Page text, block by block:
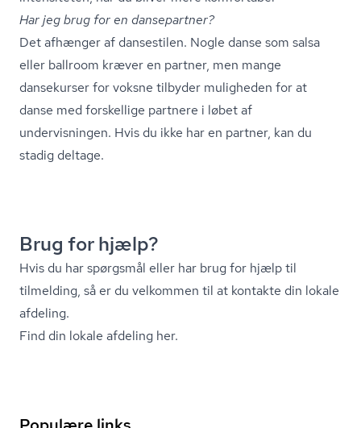
Har jeg brug for en dansepartner?
Det afhænger af dansestilen. Nogle danse som salsa
eller ballroom kræver en partner, men mange
dansekurser for voksne tilbyder muligheden for at
danse med forskellige partnere i løbet af
undervisningen. Hvis du ikke har en partner, kan du
stadig deltage.
Brug for hjælp?
Hvis du har spørgsmål eller har brug for hjælp til
tilmelding, så er du velkommen til at kontakte din lokale
afdeling.
Find din lokale afdeling her.